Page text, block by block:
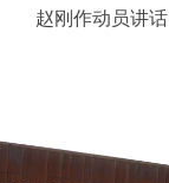
赵刚作动员讲话